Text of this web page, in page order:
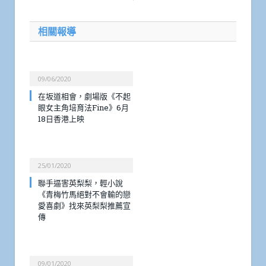
相關報導
09/06/2020
在坂道相會，劇場版《不起
眼女主角培育法Fine》6月
18日香港上映
25/01/2020
聯手逼害英梨梨，輕小說
《青梅竹馬絕對不會輸的戀
愛喜劇》找來英梨梨推薦宣
傳
09/01/2020